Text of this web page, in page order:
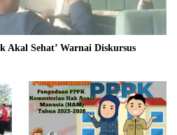
Akal Sehat’ Warnai Diskursus